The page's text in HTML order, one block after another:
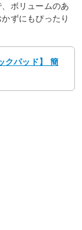
ボリュームのあ
ずにもぴったり
クパッド】 簡